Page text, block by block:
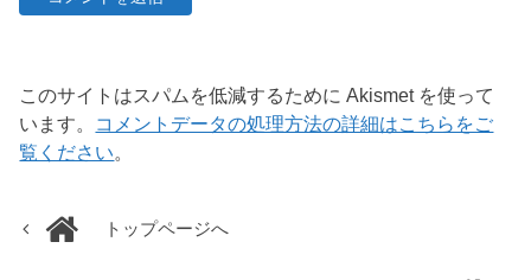
このサイトはスパムを低減するために Akismet を使って
います。 コメントデータの処理方法の詳細はこちらをご
覧ください。
トップページへ